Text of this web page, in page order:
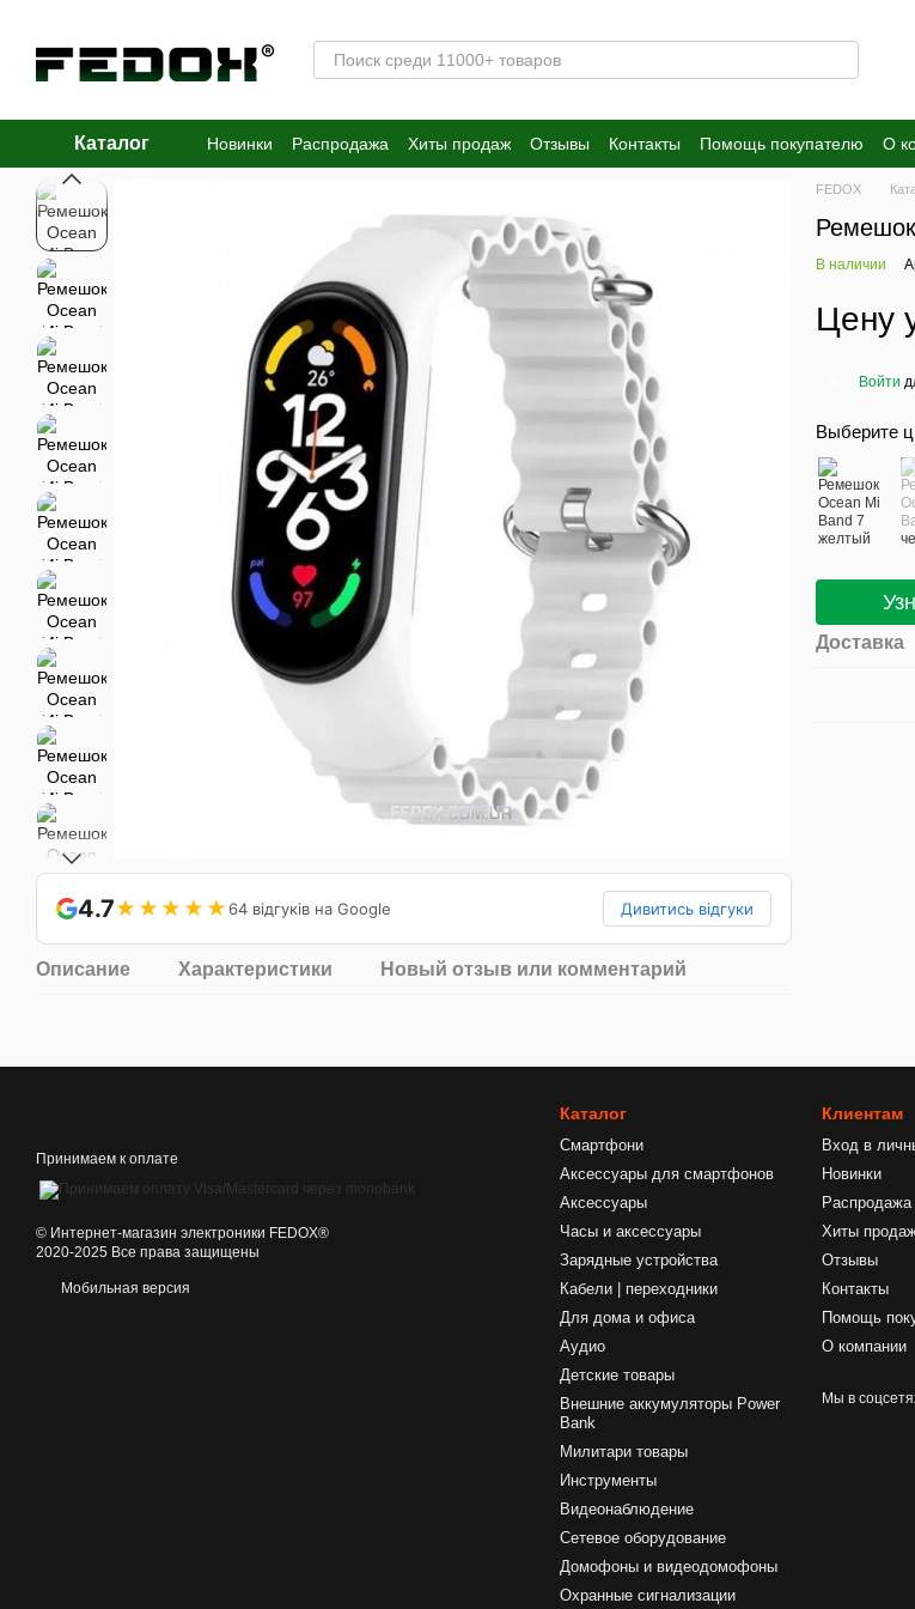
Каталог Новинки Распродажа Хиты продаж Отзывы Контакты Помощь покупателю О
4.7★★★★★64 відгуків на Google Дивитись відгуки
Описание Характеристики Новый отзыв или комментарий
FEDOX
В наличии
Цену
Войти
Выберите
Доставка
Принимаем к оплате
©️ Интернет-магазин электроники FEDOX®
2020-2025 Все права защищены
Мобильная версия
Каталог
Смартфони
Аксессуары для смартфонов
Аксессуары
Часы и аксессуары
Зарядные устройства
Кабели | переходники
Для дома и офиса
Аудио
Детские товары
Внешние аккумуляторы Power
Bank
Милитари товары
Инструменты
Видеонаблюдение
Сетевое оборудование
Домофоны и видеодомофоны
Охранные сигнализации
Клиентам
Вход в
Новинки
Распродажа
Хиты
Отзывы
Контакты
Помощь
О компании
Мы в